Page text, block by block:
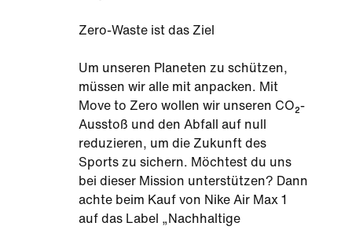
Zero-Waste ist das Ziel
Um unseren Planeten zu schützen,
müssen wir alle mit anpacken. Mit
Move to Zero wollen wir unseren CO₂-
Ausstoß und den Abfall auf null
reduzieren, um die Zukunft des
Sports zu sichern. Möchtest du uns
bei dieser Mission unterstützen? Dann
achte beim Kauf von Nike Air Max 1
auf das Label „Nachhaltige